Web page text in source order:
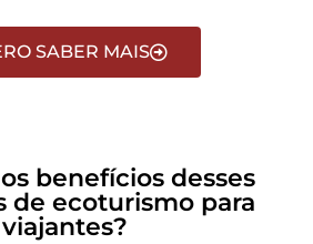
SABER MAIS
benefícios desses
de ecoturismo para
viajantes?